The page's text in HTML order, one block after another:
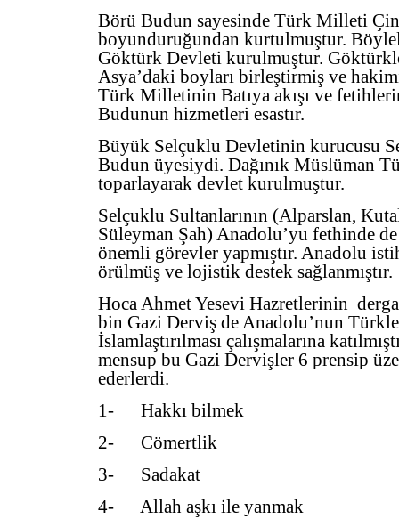
Börü Budun sayesinde Türk Milleti Çin
boyunduruğundan kurtulmuştur.
Göktürk Devleti kurulmuştur.
Asya’daki boyları birleştirmiş ve
Türk Milletinin Batıya akışı ve
Budunun hizmetleri esastır.
Büyük Selçuklu Devletinin kurucusu
Budun üyesiydi. Dağınık Müslüman
toparlayarak devlet kurulmuştur.
Selçuklu Sultanlarının (Alparslan,
Süleyman Şah) Anadolu’yu fethinde
önemli görevler yapmıştır. Anadolu
örülmüş ve lojistik destek sağlanmıştır.
Hoca Ahmet Yesevi Hazretlerinin
bin Gazi Derviş de Anadolu’nun
İslamlaştırılması çalışmalarına
mensup bu Gazi Dervişler 6 prensip
ederlerdi.
1- Hakkı bilmek
2- Cömertlik
3- Sadakat
4- Allah aşkı ile yanmak